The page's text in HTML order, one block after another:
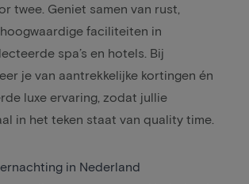
twee. Geniet samen van rust,
faciliteiten in
spa’s en hotels. Bij
je van aantrekkelijke kortingen én
luxe ervaring, zodat jullie
in het teken staat van quality time.
in Nederland